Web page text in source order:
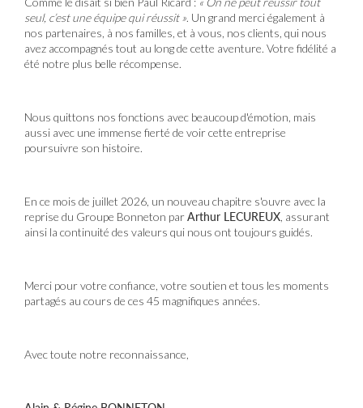
seul, c’est une équipe qui réussit ». Un grand merci également à
nos partenaires, à nos familles, et à vous, nos clients, qui nous
avez accompagnés tout au long de cette aventure. Votre fidélité a
été notre plus belle récompense.
Nous quittons nos fonctions avec beaucoup d'émotion, mais
aussi avec une immense fierté de voir cette entreprise
poursuivre son histoire.
En ce mois de juillet 2026, un nouveau chapitre s'ouvre avec la
reprise du Groupe Bonneton parArthur LECUREUX , assurant
ainsi la continuité des valeurs qui nous ont toujours guidés.
Merci pour votre confiance, votre soutien et tous les moments
partagés au cours de ces 45 magnifiques années.
Avec toute notre reconnaissance,